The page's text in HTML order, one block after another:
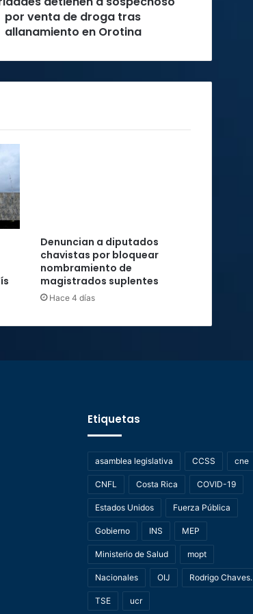
por venta de droga tras
allanamiento en Orotina
Denuncian a diputados
chavistas por bloquear
nombramiento de
magistrados suplentes
Hace 4 días
Etiquetas
asamblea legislativa CCSS cne
CNFL Costa Rica COVID-19
Estados Unidos Fuerza Pública
Gobierno INS MEP
Ministerio de Salud mopt
Nacionales OIJ Rodrigo Chaves.
TSE ucr